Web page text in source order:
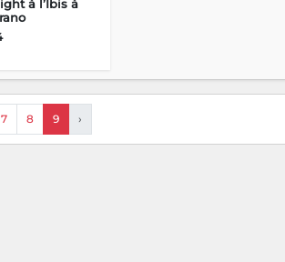
à l’Ibis à
7 8 9 ›